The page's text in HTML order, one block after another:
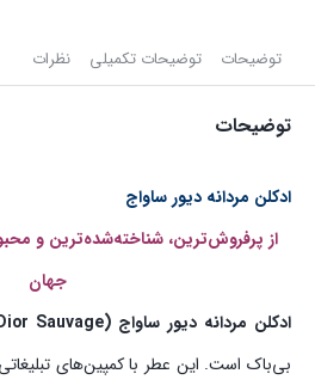
توضیحات توضیحات تکمیلی نظرات
توضیحات
ادکلن مردانه دیور ساواج
از پرفروش‌ترین، شناخته‌شده‌ترین و
جهان
ادکلن مردانه دیور ساواج (Dior Sauvage)
بی‌باک است. این عطر با کمپین‌های